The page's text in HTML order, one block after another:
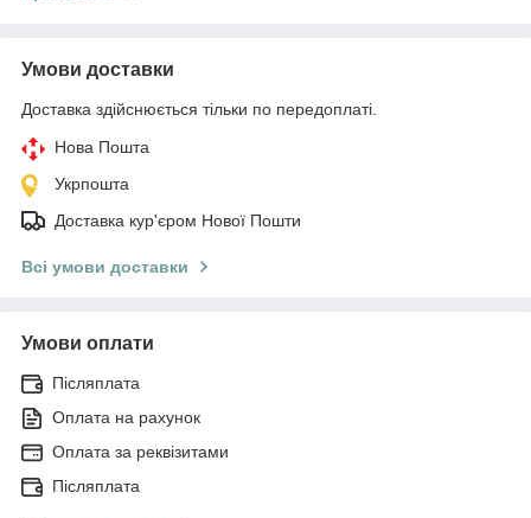
Умови доставки
Доставка здійснюється тільки по передоплаті.
Нова Пошта
Укрпошта
Доставка кур'єром Нової Пошти
Всі умови доставки
Умови оплати
Післяплата
Оплата на рахунок
Оплата за реквізитами
Післяплата